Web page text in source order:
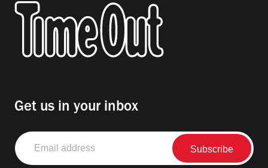
Get us in your inbox
Email
address